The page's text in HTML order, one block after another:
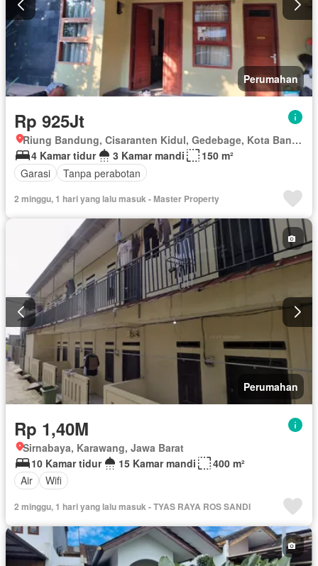
Perumahan
Rp 925Jt
Riung Bandung, Cisaranten Kidul, Gedebage, Kota Bandung, Jawa Barat
4 Kamar tidur
3 Kamar mandi
150 m²
Garasi
Tanpa perabotan
2 minggu, 1 hari yang lalu masuk - Master Property
Perumahan
Rp 1,40M
Sirnabaya, Karawang, Jawa Barat
10 Kamar tidur
15 Kamar mandi
400 m²
Air
Wifi
2 minggu, 1 hari yang lalu masuk - TYAS RAYA ROS SANDI